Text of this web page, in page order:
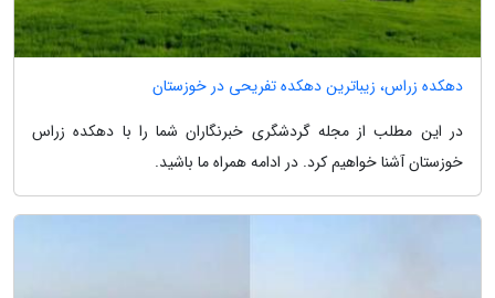
دهکده زراس، زیباترین دهکده تفریحی در خوزستان
در این مطلب از مجله گردشگری خبرنگاران شما را با دهکده زراس
خوزستان آشنا خواهیم کرد. در ادامه همراه ما باشید.